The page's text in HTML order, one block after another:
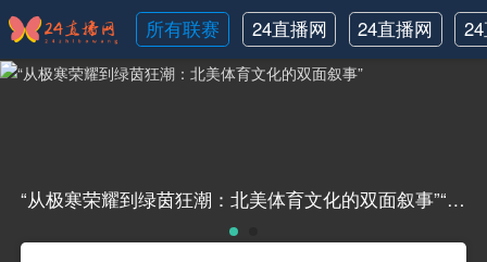
所有联赛
24直播网
NBA
24直播网
世界杯
“从极寒荣耀到绿茵狂潮：北美体育文化的双面叙事”“从极寒荣耀到绿茵狂潮：北美体育文化的双面叙事”